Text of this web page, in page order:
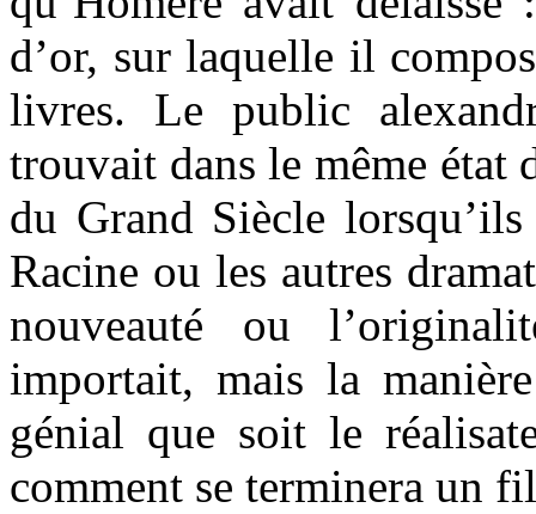
d’or, sur laquelle il
livres. Le public
trouvait dans le même état
du Grand Siècle
Racine ou les autres
nouveauté ou
importait, mais la
génial que soit le
comment se terminera un